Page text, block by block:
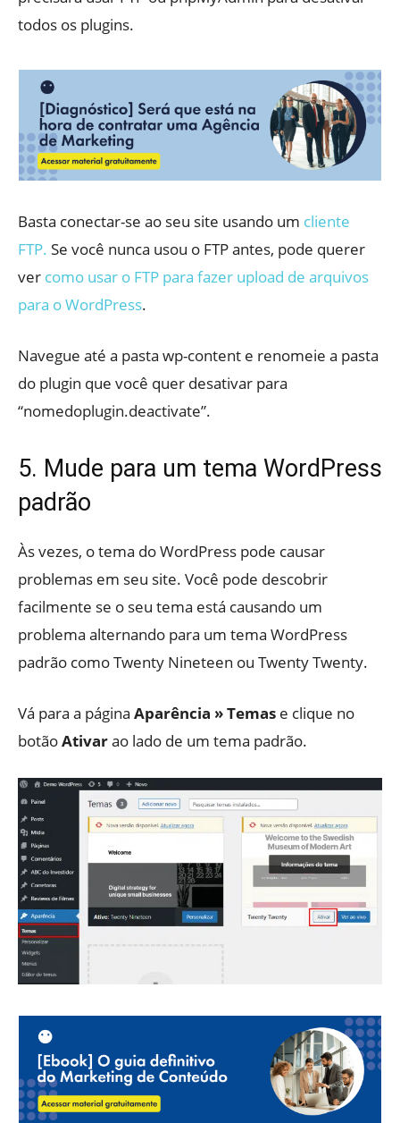
todos os plugins.
Basta conectar-se ao seu site usando um cliente
FTP. Se você nunca usou o FTP antes, pode querer
ver como usar o FTP para fazer upload de arquivos
para o WordPress.
Navegue até a pasta wp-content e renomeie a pasta
do plugin que você quer desativar para
“nomedoplugin.deactivate”.
5. Mude para um tema WordPress
padrão
Às vezes, o tema do WordPress pode causar
problemas em seu site. Você pode descobrir
facilmente se o seu tema está causando um
problema alternando para um tema WordPress
padrão como Twenty Nineteen ou Twenty Twenty.
Vá para a página Aparência » Temas e clique no
botãoAtivarao lado de um tema padrão.